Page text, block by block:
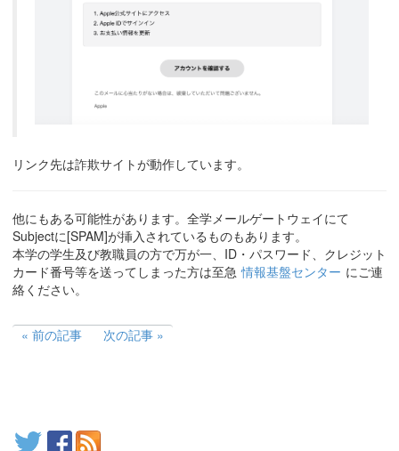
リンク先は詐欺サイトが動作しています。
他にもある可能性があります。全学メールゲートウェイにて
Subjectに[SPAM]が挿入されているものもあります。
本学の学生及び教職員の方で万が一、ID・パスワード、クレジット
カード番号等を送ってしまった方は至急 情報基盤センター にご連
絡ください。
前の記事 次の記事